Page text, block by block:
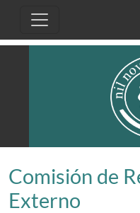
Comisión de
Externo